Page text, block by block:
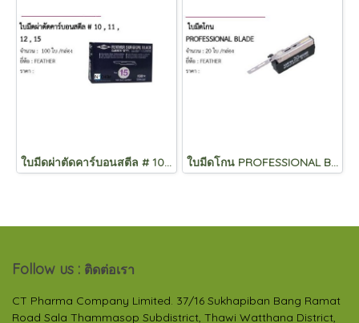
ใบมีดผ่าตัดคาร์บอนสตีล # 10 , 11 , 12 , 15 ใบมีดโกน PROFESSIONAL BLADE
Follow us : ติดต่อเรา
CT Pharma Company Limited. 37/16 Sukhapiban Bang Ramat
Road Sala Thammasop Subdistrict, Thawi Watthana District,